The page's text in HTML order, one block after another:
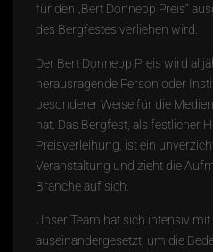
für den „Bert Donnepp Preis“
des Bergfestes verliehen wird.
Der Bert Donnepp Preis wird
herausragende Person oder
besonderer Weise für die
hat. Das Bergfest, als festlicher
Preisverleihung , ist ein
Veranstaltung und zieht die
Branche auf sich.
Unser Team hat sich intensiv
auseinandergesetzt, um die